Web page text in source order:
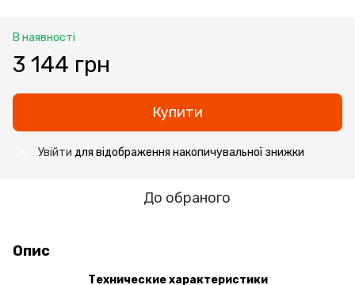
В наявності
3 144 грн
Купити
Увійти для відображення накопичувальної знижки
До обраного
Опис
Технические характеристики